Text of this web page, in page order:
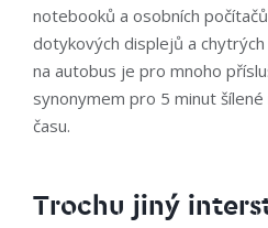
notebooků a osobních
dotykových displejů a
na autobus je pro mnoho
synonymem pro 5 minut
času.
Trochu jiný